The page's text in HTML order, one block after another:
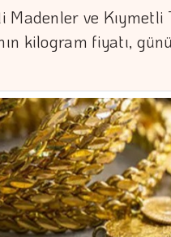
Madenler ve Kıymetli
kilogram fiyatı,